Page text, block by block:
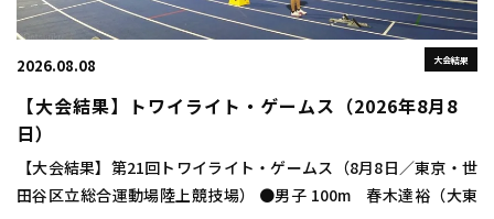
大会結果
2026.08.08
【大会結果】トワイライト・ゲームス（2026年8月8
日）
【大会結果】第21回トワイライト・ゲームス（8月8日／東京・世
田谷区立総合運動場陸上競技場） ●男子 100m 春木達裕（大東